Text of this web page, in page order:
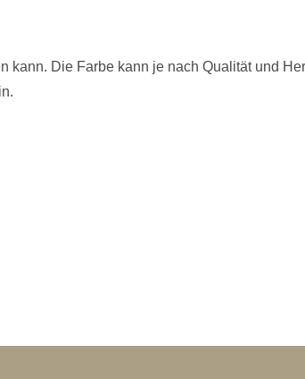
Die Farbe kann je nach Qualität und